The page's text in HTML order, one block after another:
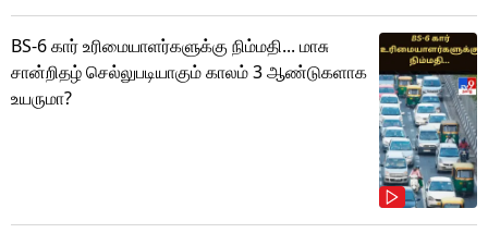
BS-6 கார் உரிமையாளர்களுக்கு நிம்மதி... மாசு
சான்றிதழ் செல்லுபடியாகும் காலம் 3 ஆண்டுகளாக
உயருமா?